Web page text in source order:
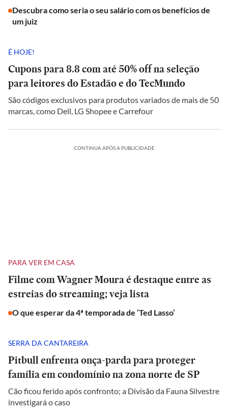
Descubra como seria o seu salário com os benefícios de
um juiz
É HOJE!
Cupons para 8.8 com até 50% off na seleção
para leitores do Estadão e do TecMundo
São códigos exclusivos para produtos variados de mais de 50
marcas, como Dell, LG Shopee e Carrefour
CONTINUA APÓS A PUBLICIDADE
PARA VER EM CASA
Filme com Wagner Moura é destaque entre as
estreias do streaming; veja lista
O que esperar da 4ª temporada de ‘Ted Lasso’
SERRA DA CANTAREIRA
Pitbull enfrenta onça-parda para proteger
família em condomínio na zona norte de SP
Cão ficou ferido após confronto; a Divisão da Fauna Silvestre
investigará o caso